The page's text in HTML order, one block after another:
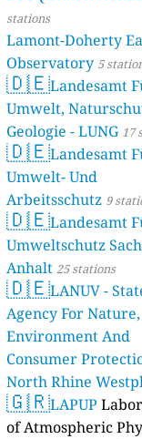
stations
Lamont-Doherty
Observatory 5
🇩🇪Landesamt
Umwelt,
Geologie - LUNG 17
🇩🇪Landesamt
Umwelt- Und
Arbeitsschutz 9
🇩🇪Landesamt
Umweltschutz
Anhalt 25 stations
🇩🇪LANUV -
Agency For Nature,
Environment And
Consumer
North Rhine
(Landesamt Für
Umwelt Und
🇬🇷LAPUP
of Atmospheric